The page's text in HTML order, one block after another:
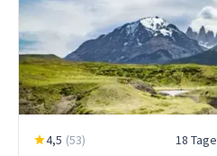
4,5 (53) 18 Tage